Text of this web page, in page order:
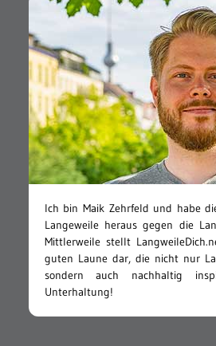
Ich bin Maik Zehrfeld und habe
Langeweile heraus gegen die
Mittlerweile stellt
guten Laune dar, die nicht nur
sondern auch nachhaltig
Unterhaltung!